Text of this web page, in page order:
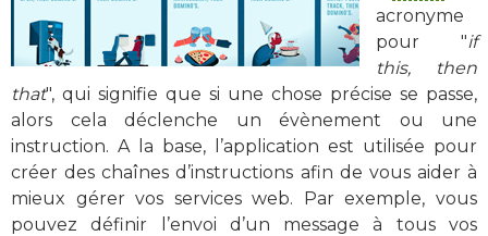
acronyme
pour "if
this, then
that", qui signifie que si une chose précise se passe,
alors cela déclenche un évènement ou une
instruction. A la base, l’application est utilisée pour
créer des chaînes d’instructions afin de vous aider à
mieux gérer vos services web. Par exemple, vous
pouvez définir l’envoi d’un message à tous vos